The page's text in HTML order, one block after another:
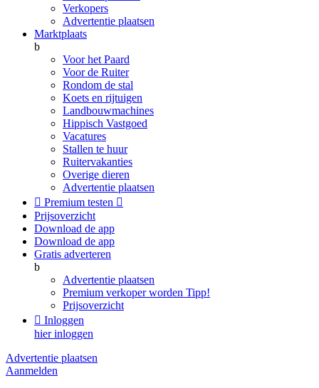
Verkopers
Advertentie plaatsen
Marktplaats
b
Voor het Paard
Voor de Ruiter
Rondom de stal
Koets en rijtuigen
Landbouwmachines
Hippisch Vastgoed
Vacatures
Stallen te huur
Ruitervakanties
Overige dieren
Advertentie plaatsen
 Premium testen 
Prijsoverzicht
Download de app
Download de app
Gratis adverteren
b
Advertentie plaatsen
Premium verkoper worden Tipp!
Prijsoverzicht
 Inloggen
hier inloggen
Advertentie plaatsen
Aanmelden